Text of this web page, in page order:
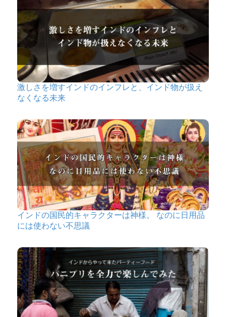
激しさを増すインドのインフレと、インド物が扱え
なくなる未来
インドの国民的キャラクターは神様。 なのに日用品
には使わない不思議